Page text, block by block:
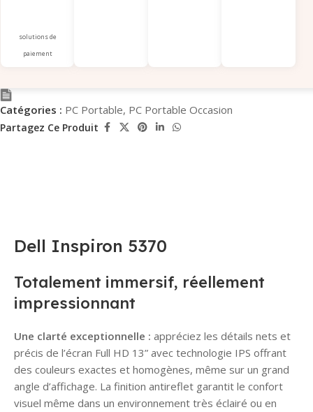
solutions de
paiement
Catégories : PC Portable, PC Portable Occasion
Partagez Ce Produit
Dell Inspiron 5370
Totalement immersif, réellement
impressionnant
Une clarté exceptionnelle : appréciez les détails nets et
précis de l’écran Full HD 13” avec technologie IPS offrant
des couleurs exactes et homogènes, même sur un grand
angle d’affichage. La finition antireflet garantit le confort
visuel même dans un environnement très éclairé ou en